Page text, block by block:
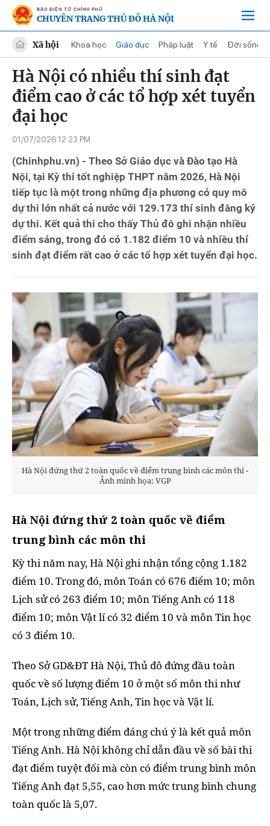
BÁO ĐIỆN TỬ CHÍNH PHỦ
CHUYÊN TRANG THỦ ĐÔ HÀ NỘI
Xã hội Khoa học Giáo dục Pháp luật Y tế Đời sống
Hà Nội có nhiều thí sinh đạt
điểm cao ở các tổ hợp xét tuyển
đại học
01/07/2026 12:23 PM
(Chinhphu.vn) - Theo Sở Giáo dục và Đào tạo Hà
Nội, tại Kỳ thi tốt nghiệp THPT năm 2026, Hà Nội
tiếp tục là một trong những địa phương có quy mô
dự thi lớn nhất cả nước với 129.173 thí sinh đăng ký
dự thi. Kết quả thi cho thấy Thủ đô ghi nhận nhiều
điểm sáng, trong đó có 1.182 điểm 10 và nhiều thí
sinh đạt điểm rất cao ở các tổ hợp xét tuyển đại học.
Hà Nội đứng thứ 2 toàn quốc về điểm trung bình các môn thi -
Ảnh minh họa: VGP
Hà Nội đứng thứ 2 toàn quốc về điểm
trung bình các môn thi
Kỳ thi năm nay, Hà Nội ghi nhận tổng cộng 1.182
điểm 10. Trong đó, môn Toán có 676 điểm 10; môn
Lịch sử có 263 điểm 10; môn Tiếng Anh có 118
điểm 10; môn Vật lí có 32 điểm 10 và môn Tin học
có 3 điểm 10.
Theo Sở GD&ĐT Hà Nội, Thủ đô đứng đầu toàn
quốc về số lượng điểm 10 ở một số môn thi như
Toán, Lịch sử, Tiếng Anh, Tin học và Vật lí.
Một trong những điểm đáng chú ý là kết quả môn
Tiếng Anh. Hà Nội không chỉ dẫn đầu về số bài thi
đạt điểm tuyệt đối mà còn có điểm trung bình môn
Tiếng Anh đạt 5,55, cao hơn mức trung bình chung
toàn quốc là 5,07.